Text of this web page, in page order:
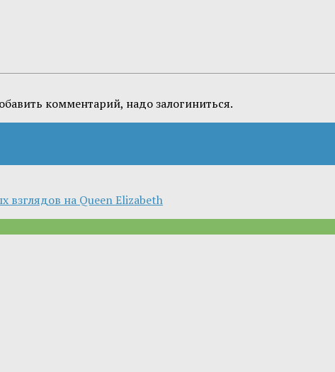
комментарий, надо залогиниться.
на Queen Elizabeth